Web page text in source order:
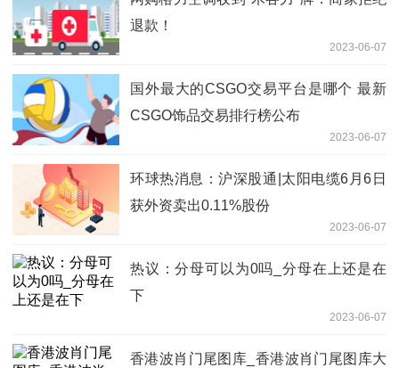
退款！
2023-06-07
国外最大的CSGO交易平台是哪个 最新
CSGO饰品交易排行榜公布
2023-06-07
环球热消息：沪深股通|太阳电缆6月6日
获外资卖出0.11%股份
2023-06-07
热议：分母可以为0吗_分母在上还是在
下
2023-06-07
香港波肖门尾图库_香港波肖门尾图库大